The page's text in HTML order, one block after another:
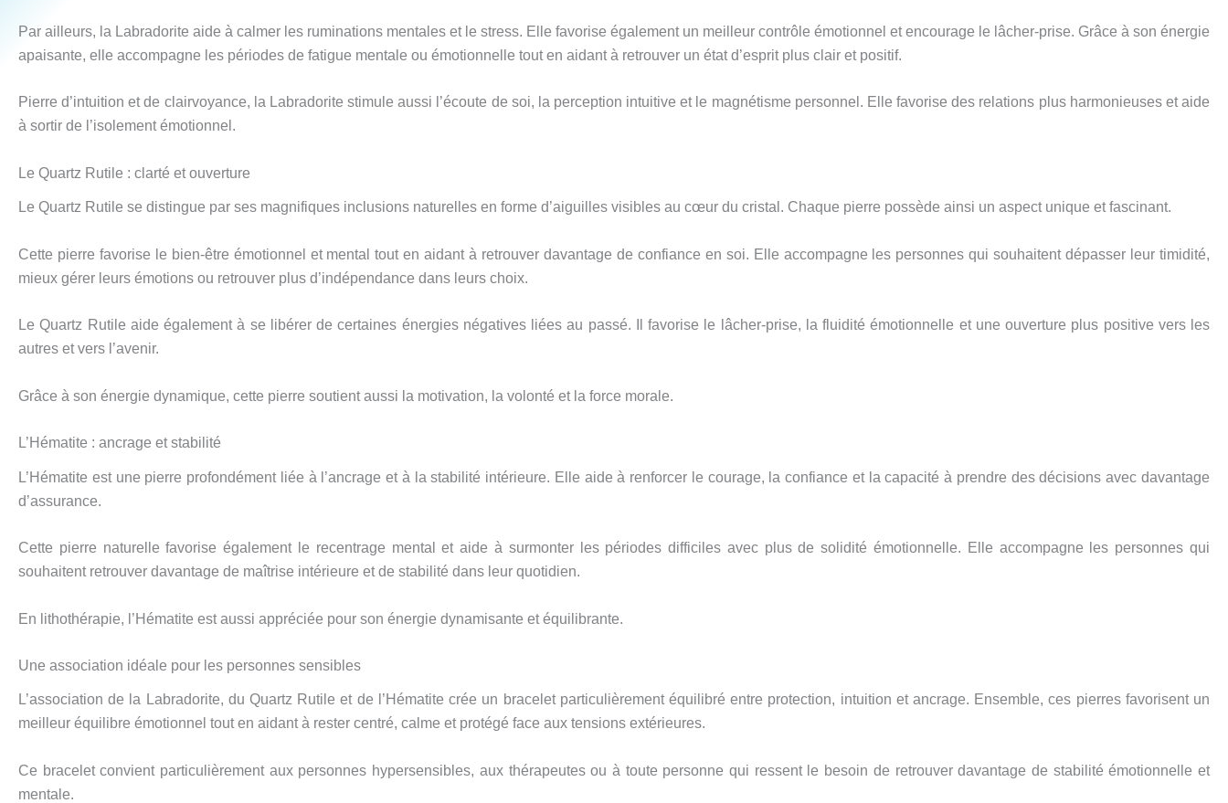
Par ailleurs, la Labradorite aide à calmer les ruminations mentales et le stress. Elle favorise également un meilleur contrôle émotionnel et encourage le lâcher-prise. Grâce à son énergie
apaisante, elle accompagne les périodes de fatigue mentale ou émotionnelle tout en aidant à retrouver un état d’esprit plus clair et positif.
Pierre d’intuition et de clairvoyance, la Labradorite stimule aussi l’écoute de soi, la perception intuitive et le magnétisme personnel. Elle favorise des relations plus harmonieuses et aide
à sortir de l’isolement émotionnel.
Le Quartz Rutile : clarté et ouverture
Le Quartz Rutile se distingue par ses magnifiques inclusions naturelles en forme d’aiguilles visibles au cœur du cristal. Chaque pierre possède ainsi un aspect unique et fascinant.
Cette pierre favorise le bien-être émotionnel et mental tout en aidant à retrouver davantage de confiance en soi. Elle accompagne les personnes qui souhaitent dépasser leur timidité,
mieux gérer leurs émotions ou retrouver plus d’indépendance dans leurs choix.
Le Quartz Rutile aide également à se libérer de certaines énergies négatives liées au passé. Il favorise le lâcher-prise, la fluidité émotionnelle et une ouverture plus positive vers les
autres et vers l’avenir.
Grâce à son énergie dynamique, cette pierre soutient aussi la motivation, la volonté et la force morale.
L’Hématite : ancrage et stabilité
L’Hématite est une pierre profondément liée à l’ancrage et à la stabilité intérieure. Elle aide à renforcer le courage, la confiance et la capacité à prendre des décisions avec davantage
d’assurance.
Cette pierre naturelle favorise également le recentrage mental et aide à surmonter les périodes difficiles avec plus de solidité émotionnelle. Elle accompagne les personnes qui
souhaitent retrouver davantage de maîtrise intérieure et de stabilité dans leur quotidien.
En lithothérapie, l’Hématite est aussi appréciée pour son énergie dynamisante et équilibrante.
Une association idéale pour les personnes sensibles
L’association de la Labradorite, du Quartz Rutile et de l’Hématite crée un bracelet particulièrement équilibré entre protection, intuition et ancrage. Ensemble, ces pierres favorisent un
meilleur équilibre émotionnel tout en aidant à rester centré, calme et protégé face aux tensions extérieures.
Ce bracelet convient particulièrement aux personnes hypersensibles, aux thérapeutes ou à toute personne qui ressent le besoin de retrouver davantage de stabilité émotionnelle et
mentale.